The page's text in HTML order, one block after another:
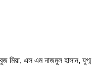
মিয়া, এস এম নাজমুল হাসান, যুগ্ম